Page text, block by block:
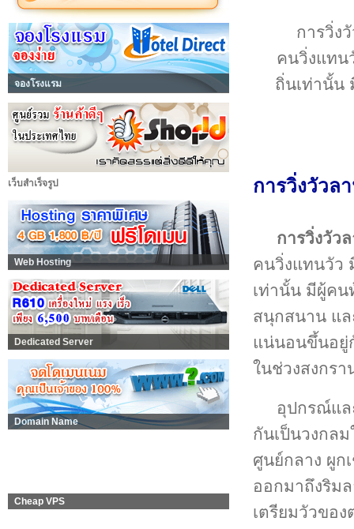
จองโรงแรม
เว็บสำเร็จรูป
Web Hosting
Dedicated Server
Domain Name
Cheap VPS
การวิ่ง
คนวิ่งแทน
ถิ่นเท่านั้น
การวิ่งวัวล
การวิ่งวัว
คนวิ่งแทนวัว
เท่านั้น มีผู้คน
สนุกสนาน แล
แน่นอนขึ้นอยู่
ในช่วงสงกรา
อุปกรณ์แล
กันเป็นวงกล
ศูนย์กลาง ผูก
ออกมาถึงริม
เตรียมวัวขอ